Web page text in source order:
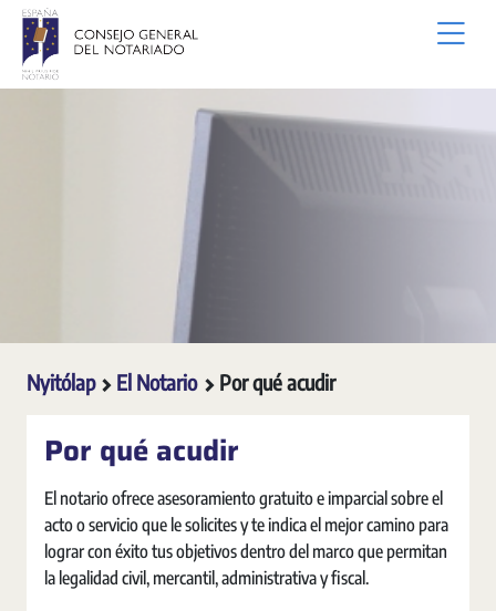
Ugrás a fő tartalomhoz
Nyitólap El Notario Por qué acudir
Por qué acudir
El notario ofrece asesoramiento gratuito e imparcial sobre el
acto o servicio que le solicites y te indica el mejor camino para
lograr con éxito tus objetivos dentro del marco que permitan
la legalidad civil, mercantil, administrativa y fiscal.